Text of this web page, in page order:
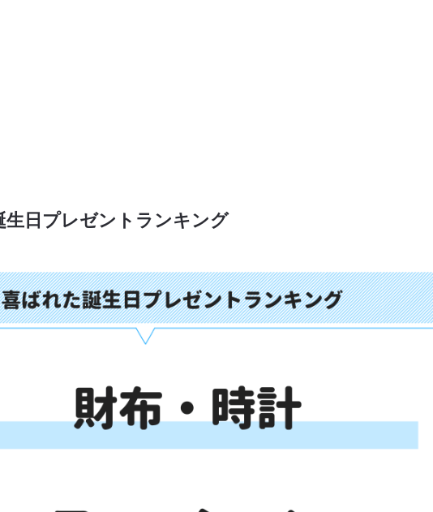
生日プレゼントランキング